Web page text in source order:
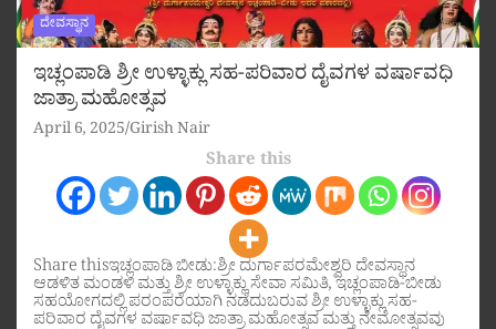
ದೇವಸ್ಥಾನ
ಇಚ್ಲಂಪಾಡಿ ಶ್ರೀ ಉಳ್ಳಾಕ್ಲು ಸಹ-ಪರಿವಾರ ದೈವಗಳ ವರ್ಷಾವಧಿ
ಜಾತ್ರಾ ಮಹೋತ್ಸವ
April 6, 2025 Girish Nair
Share this
Share thisಇಚ್ಲಂಪಾಡಿ ಬೀಡು:ಶ್ರೀ ದುರ್ಗಾಪರಮೇಶ್ವರಿ ದೇವಸ್ಥಾನ
ಆಡಳಿತ ಮಂಡಳಿ ಮತ್ತು ಶ್ರೀ ಉಳ್ಳಾಕ್ಲು ಸೇವಾ ಸಮಿತಿ, ಇಚ್ಲಂಪಾಡಿ-ಬೀಡು
ಸಹಯೋಗದಲ್ಲಿ ಪರಂಪರೆಯಾಗಿ ನಡೆದುಬರುವ ಶ್ರೀ ಉಳ್ಳಾಕ್ಲು ಸಹ-
ಪರಿವಾರ ದೈವಗಳ ವರ್ಷಾವಧಿ ಜಾತ್ರಾ ಮಹೋತ್ಸವ ಮತ್ತು ನೇಮೋತ್ಸವವು